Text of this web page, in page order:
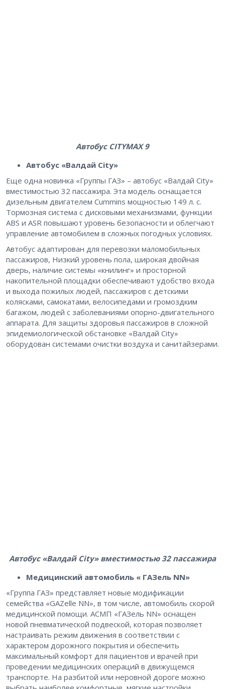
Автобус CITYMAX 9
Автобус «Валдай City»
Еще одна новинка «Группы ГАЗ» – автобус «Валдай City»
вместимостью 32 пассажира. Эта модель оснащается
дизельным двигателем Cummins мощностью 149 л. с.
Тормозная система с дисковыми механизмами, функции
ABS и ASR повышают уровень безопасности и облегчают
управление автомобилем в сложных погодных условиях.
Автобус адаптирован для перевозки маломобильных
пассажиров, Низкий уровень пола, широкая двойная
дверь, наличие системы «книлинг» и просторной
накопительной площадки обеспечивают удобство входа
и выхода пожилых людей, пассажиров с детскими
колясками, самокатами, велосипедами и громоздким
багажом, людей с заболеваниями опорно-двигательного
аппарата. Для защиты здоровья пассажиров в сложной
эпидемиологической обстановке «Валдай City»
оборудован системами очистки воздуха и санитайзерами.
Автобус «Валдай City» вместимостью 32 пассажира
Медицинский автомобиль « ГАЗель NN»
«Группа ГАЗ» представляет новые модификации
семейства «GAZelle NN», в том числе, автомобиль скорой
медицинской помощи. АСМП «ГАЗель NN» оснащен
новой пневматической подвеской, которая позволяет
настраивать режим движения в соответствии с
характером дорожного покрытия и обеспечить
максимальный комфорт для пациентов и врачей при
проведении медицинских операций в движущемся
транспорте. На разбитой или неровной дороге можно